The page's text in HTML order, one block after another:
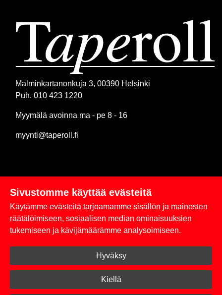
Malminkartanonkuja 3, 00390 Helsinki
Puh. 010 423 1220
Myymälä avoinna ma - pe 8 - 16
myynti@taperoll.fi
Linkit
Rekisteriseloste
Toimitus- ja maksuehdot
Kirjaudu sisään
Sivustomme käyttää evästeitä
Käytämme evästeitä tarjoamamme sisällön ja mainosten
räätälöimiseen, sosiaalisen median ominaisuuksien
tukemiseen ja kävijämäärämme analysoimiseen.
Hyväksy
Kiellä